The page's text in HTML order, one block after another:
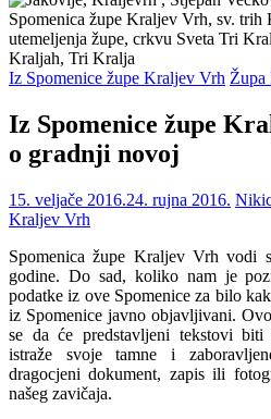
Iz Spomenice župe Kraljev Vrh Župa
Iz Spomenice župe
o gradnji novoj
15. veljače 2016.24. rujna 2016.
Kraljev Vrh
Spomenica župe Kraljev Vrh vodi
godine. Do sad, koliko nam je
podatke iz ove Spomenice za bilo
iz Spomenice javno objavljivani.
se da će predstavljeni tekstovi
istraže svoje tamne i
dragocjeni dokument, zapis ili
našeg zavičaja.